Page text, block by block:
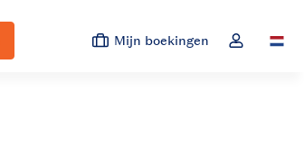
Mijn boekingen Open de